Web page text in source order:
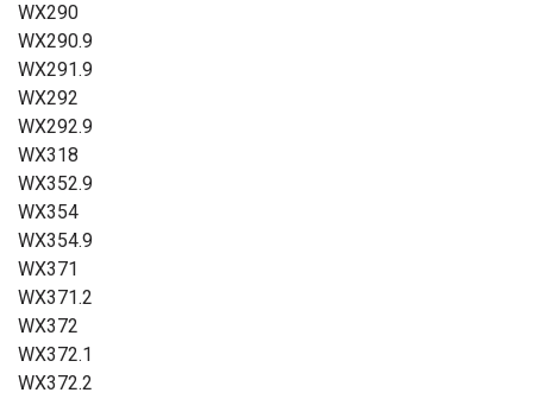
WX290
WX290.9
WX291.9
WX292
WX292.9
WX318
WX352.9
WX354
WX354.9
WX371
WX371.2
WX372
WX372.1
WX372.2